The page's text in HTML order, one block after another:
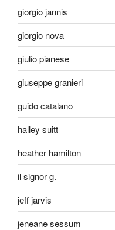
giorgio jannis
giorgio nova
giulio pianese
giuseppe granieri
guido catalano
halley suitt
heather hamilton
il signor g.
jeff jarvis
jeneane sessum